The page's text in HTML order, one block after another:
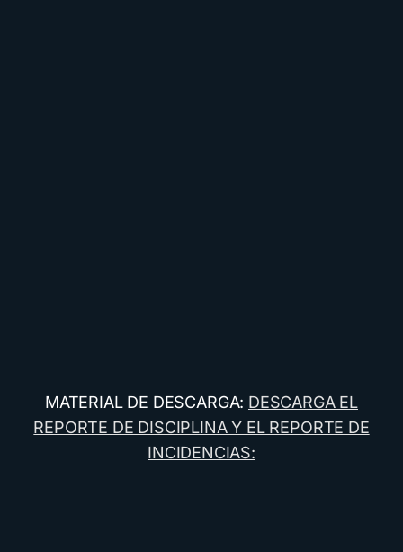
MATERIAL DE DESCARGA: DESCARGA EL
REPORTE DE DISCIPLINA Y EL REPORTE DE
INCIDENCIAS: